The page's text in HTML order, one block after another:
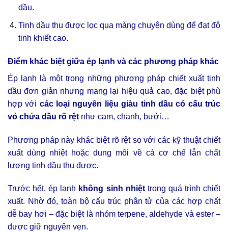
dầu.
Tinh dầu thu được lọc qua màng chuyên dùng để đạt độ
tinh khiết cao.
Điểm khác biệt giữa ép lạnh và các phương pháp khác
Ép lạnh là một trong những phương pháp chiết xuất tinh
dầu đơn giản nhưng mang lại hiệu quả cao, đặc biệt phù
hợp với các loại nguyên liệu giàu tinh dầu có cấu trúc
vỏ chứa dầu rõ rệt như cam, chanh, bưởi…
Phương pháp này khác biệt rõ rệt so với các kỹ thuật chiết
xuất dùng nhiệt hoặc dung môi về cả cơ chế lẫn chất
lượng tinh dầu thu được.
Trước hết, ép lạnh không sinh nhiệttrong quá trình chiết
xuất. Nhờ đó, toàn bộ cấu trúc phân tử của các hợp chất
dễ bay hơi – đặc biệt là nhóm terpene, aldehyde và ester –
được giữ nguyên vẹn.